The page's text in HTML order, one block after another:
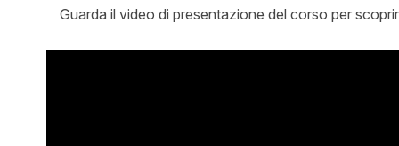
Guarda il video di presentazione del corso per